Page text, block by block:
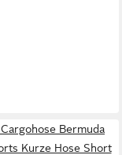
Bermuda
Kurze Hose Short